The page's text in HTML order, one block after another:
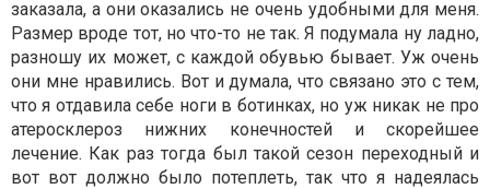
заказала, а они оказались не очень удобными для меня.
Размер вроде тот, но что-то не так. Я подумала ну ладно,
разношу их может, с каждой обувью бывает. Уж очень
они мне нравились. Вот и думала, что связано это с тем,
что я отдавила себе ноги в ботинках, но уж никак не про
атеросклероз нижних конечностей и скорейшее
лечение. Как раз тогда был такой сезон переходный и
вот вот должно было потеплеть, так что я надеялась